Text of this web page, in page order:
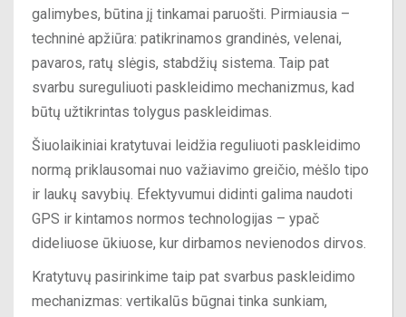
galimybes, būtina jį tinkamai paruošti. Pirmiausia –
techninė apžiūra: patikrinamos grandinės, velenai,
pavaros, ratų slėgis, stabdžių sistema. Taip pat
svarbu sureguliuoti paskleidimo mechanizmus, kad
būtų užtikrintas tolygus paskleidimas.
Šiuolaikiniai kratytuvai leidžia reguliuoti paskleidimo
normą priklausomai nuo važiavimo greičio, mėšlo tipo
ir laukų savybių. Efektyvumui didinti galima naudoti
GPS ir kintamos normos technologijas – ypač
dideliuose ūkiuose, kur dirbamos nevienodos dirvos.
Kratytuvų pasirinkime taip pat svarbus paskleidimo
mechanizmas: vertikalūs būgnai tinka sunkiam,